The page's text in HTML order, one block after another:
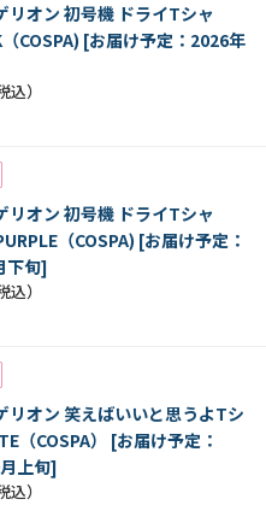
リオン 初号機 ドライTシャ
COSPA) [お届け予定：2026年
リオン 初号機 ドライTシャ
（COSPA) [お届け予定：
下旬]
リオン 笑えばいいと思うよTシ
（COSPA） [お届け予定：
上旬]